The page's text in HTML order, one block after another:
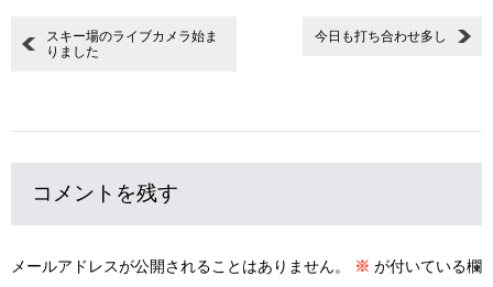
スキー場のライブカメラ始ま
りました
今日も打ち合わせ多し
コメントを残す
メールアドレスが公開されることはありません。 ※ が付いている欄